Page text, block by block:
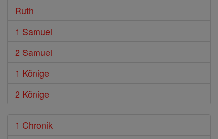
Ruth
1 Samuel
2 Samuel
1 Könige
2 Könige
1 Chronik